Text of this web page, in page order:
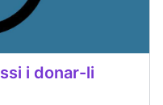
i donar-li